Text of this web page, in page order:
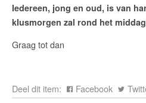
Iedereen, jong en oud, is van
klusmorgen zal rond het
Graag tot dan
Deel dit item: Facebook